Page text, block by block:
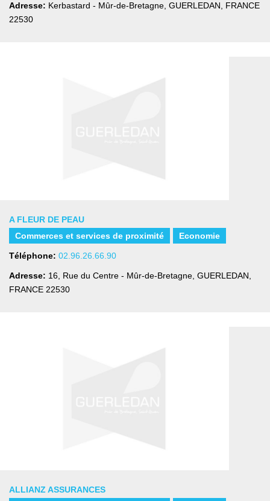
Adresse: Kerbastard - Mûr-de-Bretagne GUERLEDAN, FRANCE
22530
A FLEUR DE PEAU
Commerces et services de proximité
Economie
Téléphone: 02.96.26.66.90
Adresse: 16, Rue du Centre - Mûr-de-Bretagne GUERLEDAN,
FRANCE 22530
ALLIANZ ASSURANCES